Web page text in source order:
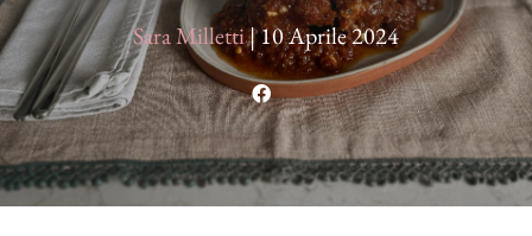
Sara Milletti|10 Aprile 2024